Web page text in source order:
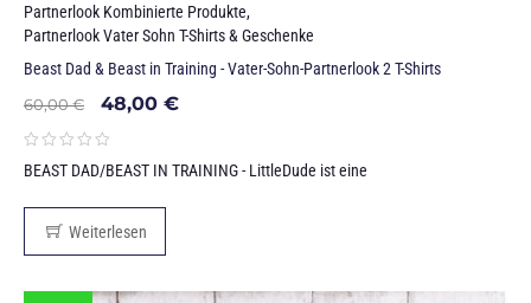
Partnerlook Kombinierte Produkte,
Partnerlook Vater Sohn T-Shirts & Geschenke
Beast Dad & Beast in Training - Vater-Sohn-Partnerlook 2 T-Shirts
60,00€ 48,00 €
BEAST DAD/BEAST IN TRAINING - LittleDude ist eine
Weiterlesen